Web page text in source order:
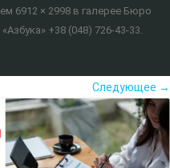
6912 × 2998 в галерее Бюро
+38 (048) 726-43-33
Следующее →